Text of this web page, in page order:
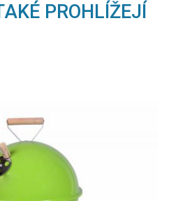
PROHLÍŽEJÍ